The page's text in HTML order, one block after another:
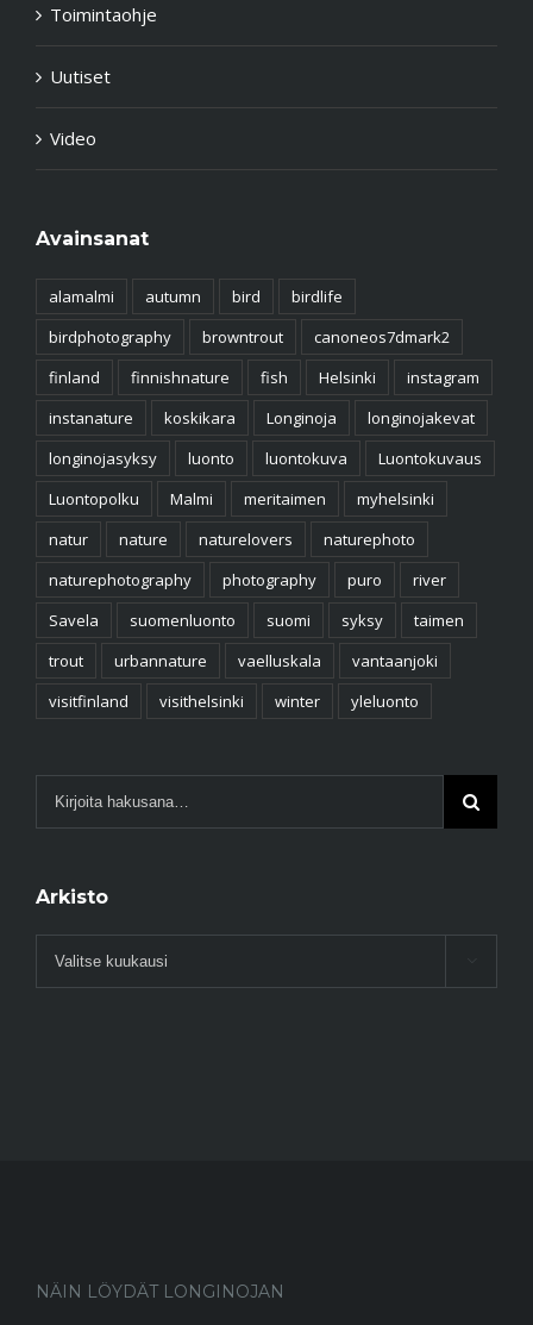
Toimintaohje
Uutiset
Video
Avainsanat
alamalmi autumn bird
birdlife
birdphotography
browntrout
canoneos7dmark2
finland
finnishnature fish Helsinki
instagram
instanature
koskikara Longinoja
longinojakevat
longinojasyksy
luonto luontokuva
Luontokuvaus
Luontopolku
Malmi meritaimen
myhelsinki
natur
nature naturelovers
naturephoto
naturephotography
photography puro
river
Savela
suomenluonto suomi syksy
taimen
trout
urbannature vaelluskala
vantaanjoki
visitfinland
visithelsinki winter yleluonto
Arkisto
Arkisto
NÄIN LÖYDÄT LONGINOJAN